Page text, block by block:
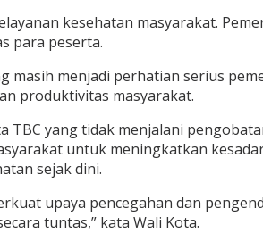
kesehatan masyarakat.
para peserta.
masih menjadi perhatian serius
produktivitas masyarakat.
TBC yang tidak menjalani
untuk meningkatkan
sejak dini.
upaya pencegahan dan
tuntas,” kata Wali Kota.